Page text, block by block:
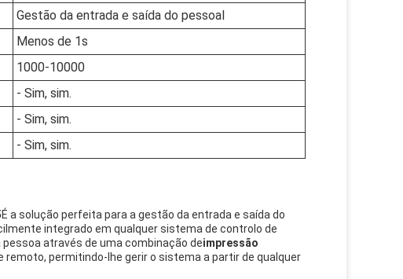
Gestão da entrada e saída do pessoal
Menos de 1s
1000-10000
- Sim, sim.
- Sim, sim.
- Sim, sim.
É a solução perfeita para a gestão da entrada e saída do
integrado em qualquer sistema de controlo de
através de uma combinação deimpressão
permitindo-lhe gerir o sistema a partir de qualquer